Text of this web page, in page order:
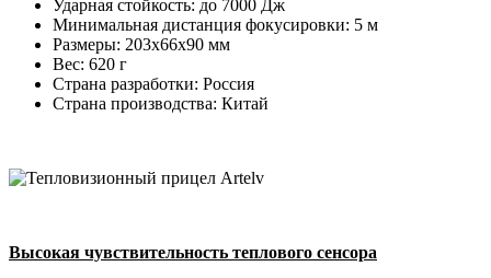
Ударная стойкость: до 7000 Дж
Минимальная дистанция фокусировки: 5 м
Размеры: 203x66x90 мм
Вес: 620 г
Страна разработки: Россия
Страна производства: Китай
Высокая чувствительность теплового сенсора